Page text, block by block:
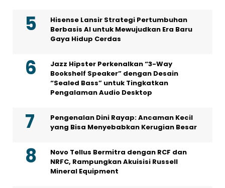
Hisense Lansir Strategi Pertumbuhan
Berbasis AI untuk Mewujudkan Era Baru
Gaya Hidup Cerdas
Jazz Hipster Perkenalkan “3-Way
Bookshelf Speaker” dengan Desain
“Sealed Bass” untuk Tingkatkan
Pengalaman Audio Desktop
Pengenalan Dini Rayap: Ancaman Kecil
yang Bisa Menyebabkan Kerugian Besar
Novo Tellus Bermitra dengan RCF dan
NRFC, Rampungkan Akuisisi Russell
Mineral Equipment